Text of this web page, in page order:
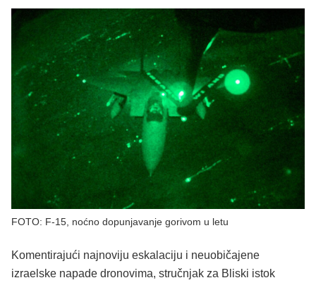
FOTO: F-15, noćno dopunjavanje gorivom u letu
Komentirajući najnoviju eskalaciju i neuobičajene
izraelske napade dronovima, stručnjak za Bliski istok